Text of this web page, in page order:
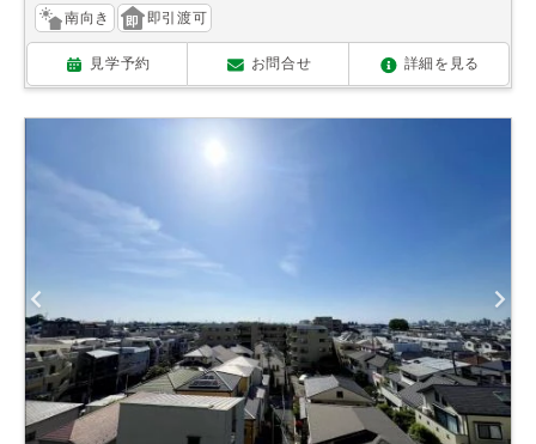
南向き 即引渡可
見学予約 お問合せ 詳細を見る